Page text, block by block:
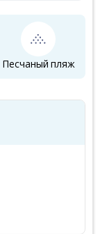
Песчаный пляж